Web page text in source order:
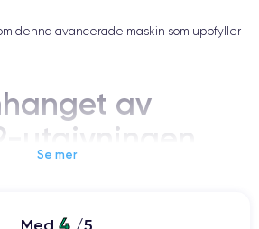
denna avancerade maskin som uppfyller
av
utgivningen
den efterlängtade iPhone 12 och
Se mer
4